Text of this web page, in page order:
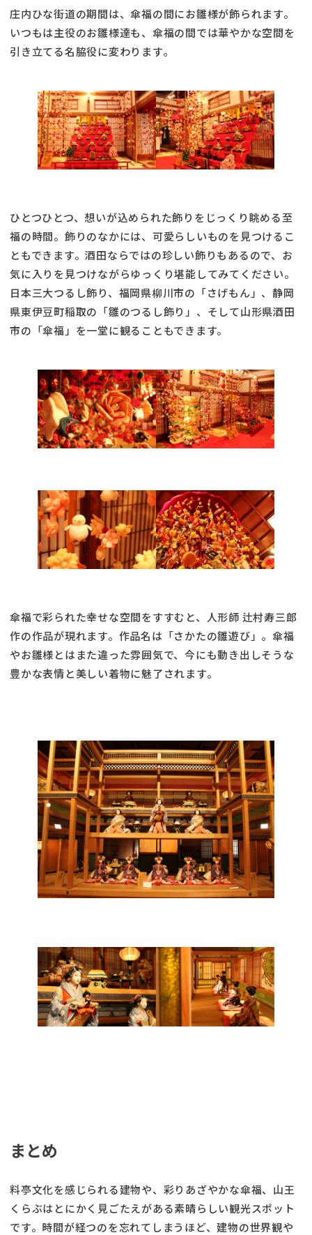
庄内ひな街道の期間は、傘福の間にお雛様が飾られます。
いつもは主役のお雛様達も、傘福の間では華やかな空間を
引き立てる名脇役に変わります。
ひとつひとつ、想いが込められた飾りをじっくり眺める至
福の時間。飾りのなかには、可愛らしいものを見つけるこ
ともできます。酒田ならではの珍しい飾りもあるので、お
気に入りを見つけながらゆっくり堪能してみてください。
日本三大つるし飾り、福岡県柳川市の「さげもん」、静岡
県東伊豆町稲取の「雛のつるし飾り」、そして山形県酒田
市の「傘福」を一堂に観ることもできます。
傘福で彩られた幸せな空間をすすむと、人形師 辻村寿三郎
作の作品が現れます。作品名は「さかたの雛遊び」。傘福
やお雛様とはまた違った雰囲気で、今にも動き出しそうな
豊かな表情と美しい着物に魅了されます。
まとめ
料亭文化を感じられる建物や、彩りあざやかな傘福、山王
くらぶはとにかく見ごたえがある素晴らしい観光スポット
です。時間が経つのを忘れてしまうほど、建物の世界観や